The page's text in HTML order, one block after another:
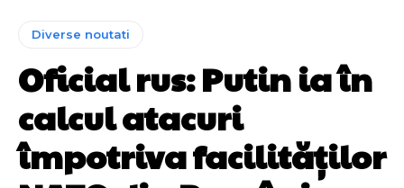
Diverse noutati
Oficial rus: Putin ia în
calcul atacuri
împotriva facilităților